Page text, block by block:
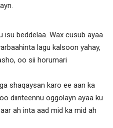
isu beddelaa. Wax cusub ayaa
lagu kalsoon yahay,
oo sii horumari
shaqaysan karo ee aan ka
diinteennu oggolayn ayaa ku
ah inta aad mid ka mid ah